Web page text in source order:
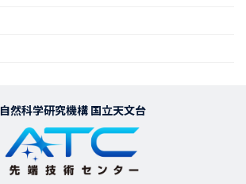
自然科学研究機構 国立天文台